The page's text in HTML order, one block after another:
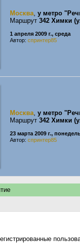
Москва, у метро
Маршрут 342 Химки
1 апреля 2009 г., среда
Автор: спринтер85
Москва, у метро
Маршрут 342 Химки
23 марта 2009 г.,
Автор: спринтер85